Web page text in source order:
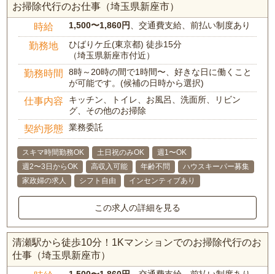
お掃除代行のお仕事（埼玉県新座市）
時給 1,500〜1,860円 、交通費支給、前払い制度あり
勤務地
ひばりケ丘(東京都) 徒歩15分
（埼玉県新座市付近）
勤務時間
8時～20時の間で1時間〜、好きな日に働くこと
が可能です。(候補の日時から選択)
仕事内容
キッチン、トイレ、お風呂、洗面所、リビン
グ、その他のお掃除
契約形態 業務委託
スキマ時間勤務OK 土日祝のみOK
週1〜OK
週2〜3日からOK
高収入可能 年齢不問
ハウスキーパー募集
家政婦の求人
シフト自由 インセンティブあり
この求人の詳細を見る
清瀬駅から徒歩10分！1Kマンションでのお掃除代行のお
仕事（埼玉県新座市）